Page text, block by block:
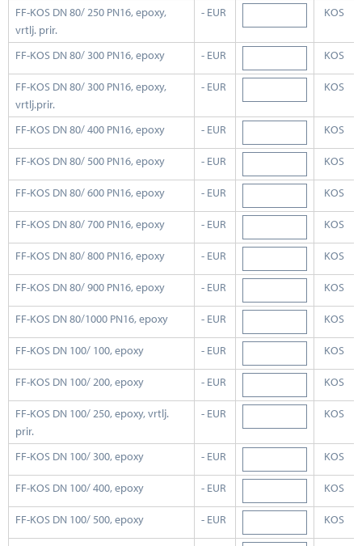
FF-KOS DN 80/ 250 PN16, epoxy,
vrtlj. prir.
- EUR KOS
FF-KOS DN 80/ 300 PN16, epoxy - EUR KOS
FF-KOS DN 80/ 300 PN16, epoxy,
vrtlj.prir.
- EUR KOS
FF-KOS DN 80/ 400 PN16, epoxy - EUR KOS
FF-KOS DN 80/ 500 PN16, epoxy - EUR KOS
FF-KOS DN 80/ 600 PN16, epoxy - EUR KOS
FF-KOS DN 80/ 700 PN16, epoxy - EUR KOS
FF-KOS DN 80/ 800 PN16, epoxy - EUR KOS
FF-KOS DN 80/ 900 PN16, epoxy - EUR KOS
FF-KOS DN 80/1000 PN16, epoxy - EUR KOS
FF-KOS DN 100/ 100, epoxy - EUR KOS
FF-KOS DN 100/ 200, epoxy - EUR KOS
FF-KOS DN 100/ 250, epoxy, vrtlj.
prir.
- EUR KOS
FF-KOS DN 100/ 300, epoxy - EUR KOS
FF-KOS DN 100/ 400, epoxy - EUR KOS
FF-KOS DN 100/ 500, epoxy - EUR KOS